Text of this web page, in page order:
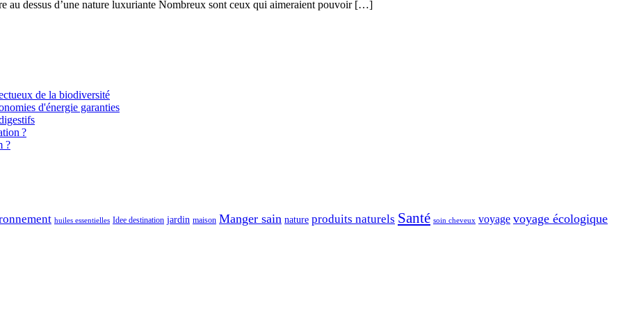
au dessus d’une nature luxuriante Nombreux sont ceux qui aimeraient pouvoir […]
de la biodiversité
d'énergie garanties
?
?
huiles essentielles Idee destination jardin maison Manger sain nature produits naturels Santé soin cheveux voyage voyage écologique